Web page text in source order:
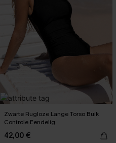
Zwarte Rugloze Lange Torso Buik
Controle Eendelig
42,00 €